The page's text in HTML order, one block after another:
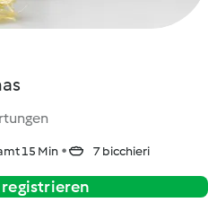
15 Min 7 bicchieri